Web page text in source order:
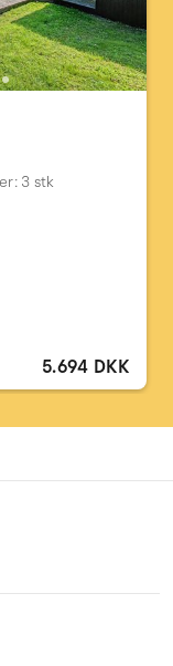
3 stk
5.694 DKK